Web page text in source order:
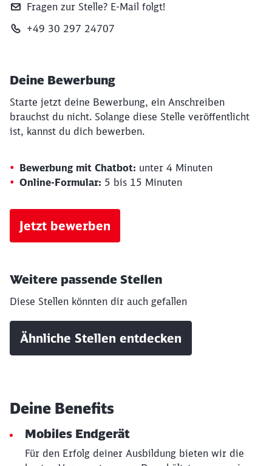
Fragen zur Stelle? E‑Mail folgt!
+49 30 297 24707
Deine Bewerbung
Starte jetzt deine Bewerbung, ein Anschreiben
brauchst du nicht. Solange diese Stelle veröffentlicht
ist, kannst du dich bewerben.
Bewerbung mit Chatbot: unter 4 Minuten
Online-Formular: 5 bis 15 Minuten
Jetzt bewerben
Weitere passende Stellen
Diese Stellen könnten dir auch gefallen
Ähnliche Stellen entdecken
Deine Benefits
Mobiles Endgerät
Für den Erfolg deiner Ausbildung bieten wir die